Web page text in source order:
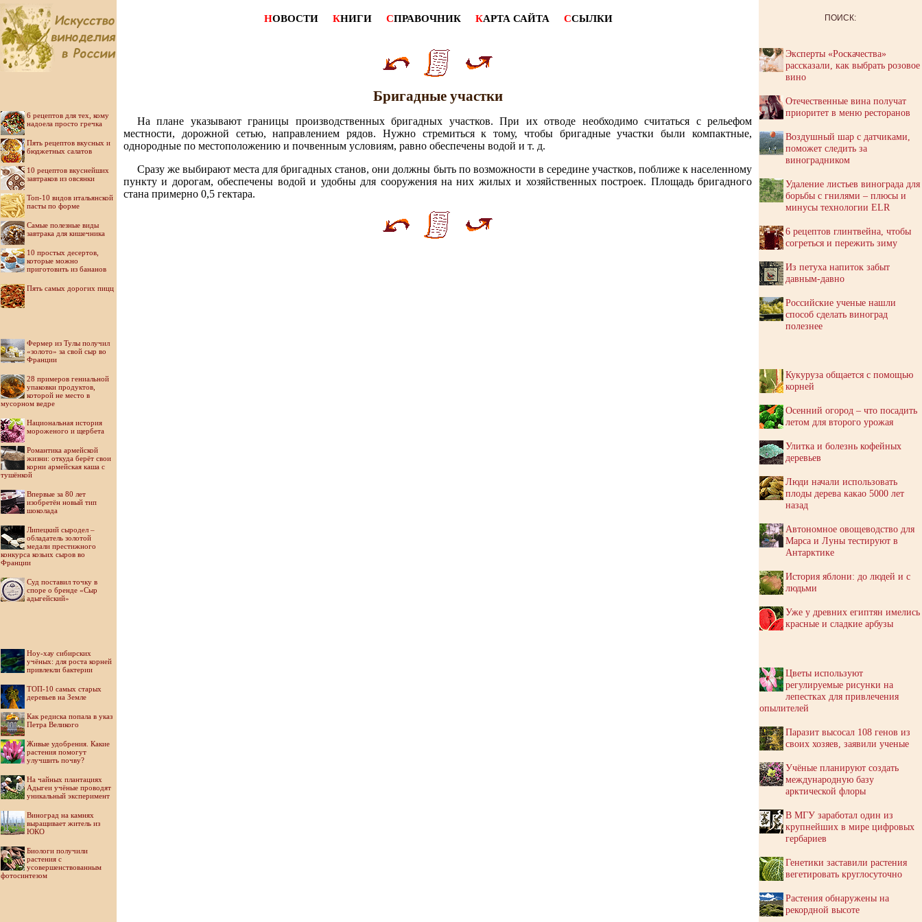
6 рецептов для тех, кому
надоела просто гречка
Пять рецептов вкусных и
бюджетных салатов
10 рецептов вкуснейших
завтраков из овсянки
Топ-10 видов итальянской
пасты по форме
Самые полезные виды
завтрака для кишечника
10 простых десертов,
которые можно
приготовить из бананов
Пять самых дорогих пицц
Фермер из Тулы получил
«золото» за свой сыр во
Франции
28 примеров гениальной
упаковки продуктов,
которой не место в
мусорном ведре
Национальная история
мороженого и щербета
Романтика армейской
жизни: откуда берёт свои
корни армейская каша с
тушёнкой
Впервые за 80 лет
изобретён новый тип
шоколада
Липецкий сыродел –
обладатель золотой
медали престижного
конкурса козьих сыров во
Франции
Суд поставил точку в
споре о бренде «Сыр
адыгейский»
Ноу-хау сибирских
учёных: для роста корней
привлекли бактерии
ТОП-10 самых старых
деревьев на Земле
Как редиска попала в указ
Петра Великого
Живые удобрения. Какие
растения помогут
улучшить почву?
На чайных плантациях
Адыгеи учёные проводят
уникальный эксперимент
Виноград на камнях
выращивает житель из
ЮКО
Биологи получили
растения с
усовершенствованным
фотосинтезом
НОВОСТИ КНИГИ СПРАВОЧНИК КАРТА САЙТА ССЫЛКИ
Бригадные участки
На плане указывают границы производственных бригадных участков. При их отводе необходимо считаться с рельефом
местности, дорожной сетью, направлением рядов. Нужно стремиться к тому, чтобы бригадные участки были компактные,
однородные по местоположению и почвенным условиям, равно обеспечены водой и т. д.
Сразу же выбирают места для бригадных станов, они должны быть по возможности в середине участков, поближе к населенному
пункту и дорогам, обеспечены водой и удобны для сооружения на них жилых и хозяйственных построек. Площадь бригадного
стана примерно 0,5 гектара.
ПОИСК:
Эксперты «Роскачества»
рассказали, как выбрать розовое
вино
Отечественные вина получат
приоритет в меню ресторанов
Воздушный шар с датчиками,
поможет следить за
виноградником
Удаление листьев винограда для
борьбы с гнилями – плюсы и
минусы технологии ELR
6 рецептов глинтвейна, чтобы
согреться и пережить зиму
Из петуха напиток забыт
давным-давно
Российские ученые нашли
способ сделать виноград
полезнее
Кукуруза общается с помощью
корней
Осенний огород – что посадить
летом для второго урожая
Улитка и болезнь кофейных
деревьев
Люди начали использовать
плоды дерева какао 5000 лет
назад
Автономное овощеводство для
Марса и Луны тестируют в
Антарктике
История яблони: до людей и с
людьми
Уже у древних египтян имелись
красные и сладкие арбузы
Цветы используют
регулируемые рисунки на
лепестках для привлечения
опылителей
Паразит высосал 108 генов из
своих хозяев, заявили ученые
Учёные планируют создать
международную базу
арктической флоры
В МГУ заработал один из
крупнейших в мире цифровых
гербариев
Генетики заставили растения
вегетировать круглосуточно
Растения обнаружены на
рекордной высоте